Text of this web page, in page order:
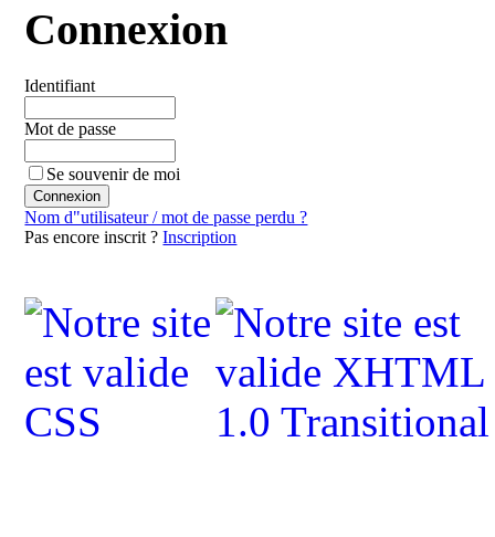
Connexion
Identifiant
Mot de passe
Se souvenir de moi
Nom d"utilisateur / mot de passe perdu ?
Pas encore inscrit ?Inscription